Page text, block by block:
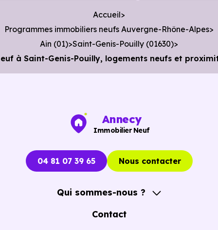
Accueil
Programmes immobiliers neufs Auvergne-Rhône-Alpes
Ain (01) Saint-Genis-Pouilly (01630)
à Saint-Genis-Pouilly, logements neufs et
Annecy
Immobilier Neuf
04 81 07 39 65 Nous contacter
Qui sommes-nous ?
A propos
Contact